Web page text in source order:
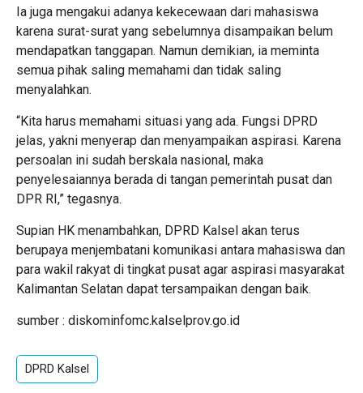
Ia juga mengakui adanya kekecewaan dari mahasiswa
karena surat-surat yang sebelumnya disampaikan belum
mendapatkan tanggapan. Namun demikian, ia meminta
semua pihak saling memahami dan tidak saling
menyalahkan.
“Kita harus memahami situasi yang ada. Fungsi DPRD
jelas, yakni menyerap dan menyampaikan aspirasi. Karena
persoalan ini sudah berskala nasional, maka
penyelesaiannya berada di tangan pemerintah pusat dan
DPR RI,” tegasnya.
Supian HK menambahkan, DPRD Kalsel akan terus
berupaya menjembatani komunikasi antara mahasiswa dan
para wakil rakyat di tingkat pusat agar aspirasi masyarakat
Kalimantan Selatan dapat tersampaikan dengan baik.
sumber : diskominfomc.kalselprov.go.id
DPRD Kalsel